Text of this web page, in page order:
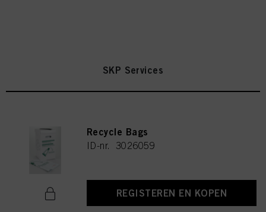
SKP Services
Recycle Bags
ID-nr. 3026059
REGISTEREN EN KOPEN